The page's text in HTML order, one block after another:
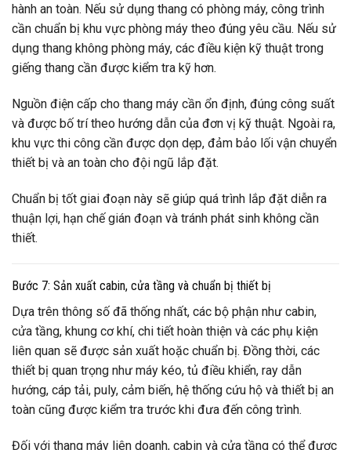
hành an toàn. Nếu sử dụng thang có phòng máy, công trình
cần chuẩn bị khu vực phòng máy theo đúng yêu cầu. Nếu sử
dụng thang không phòng máy, các điều kiện kỹ thuật trong
giếng thang cần được kiểm tra kỹ hơn.
Nguồn điện cấp cho thang máy cần ổn định, đúng công suất
và được bố trí theo hướng dẫn của đơn vị kỹ thuật. Ngoài ra,
khu vực thi công cần được dọn dẹp, đảm bảo lối vận chuyển
thiết bị và an toàn cho đội ngũ lắp đặt.
Chuẩn bị tốt giai đoạn này sẽ giúp quá trình lắp đặt diễn ra
thuận lợi, hạn chế gián đoạn và tránh phát sinh không cần
thiết.
Bước 7: Sản xuất cabin, cửa tầng và chuẩn bị thiết bị
Dựa trên thông số đã thống nhất, các bộ phận như cabin,
cửa tầng, khung cơ khí, chi tiết hoàn thiện và các phụ kiện
liên quan sẽ được sản xuất hoặc chuẩn bị. Đồng thời, các
thiết bị quan trọng như máy kéo, tủ điều khiển, ray dẫn
hướng, cáp tải, puly, cảm biến, hệ thống cứu hộ và thiết bị an
toàn cũng được kiểm tra trước khi đưa đến công trình.
Đối với thang máy liên doanh, cabin và cửa tầng có thể được